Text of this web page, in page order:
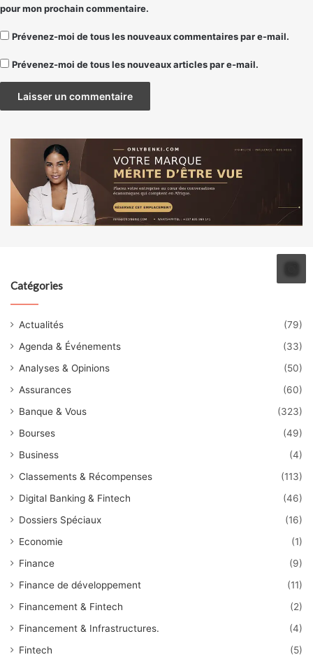
pour mon prochain commentaire.
Prévenez-moi de tous les nouveaux commentaires par e-mail.
Prévenez-moi de tous les nouveaux articles par e-mail.
Catégories
Actualités
(79)
Agenda & Événements
(33)
Analyses & Opinions
(50)
Assurances
(60)
Banque & Vous
(323)
Bourses
(49)
Business
(4)
Classements & Récompenses
(113)
Digital Banking & Fintech
(46)
Dossiers Spéciaux
(16)
Economie
(1)
Finance
(9)
Finance de développement
(11)
Financement & Fintech
(2)
Financement & Infrastructures.
(4)
Fintech
(5)